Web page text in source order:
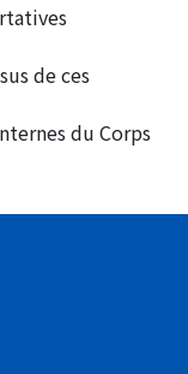
de ces
du Corps